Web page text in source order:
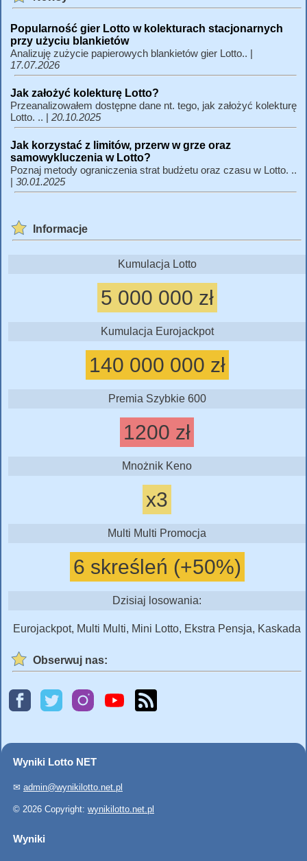
Popularność gier Lotto w kolekturach stacjonarnych
przy użyciu blankietów
Analizuję zużycie papierowych blankietów gier Lotto.. |
17.07.2026
Jak założyć kolekturę Lotto?
Przeanalizowałem dostępne dane nt. tego, jak założyć kolekturę
Lotto. .. | 20.10.2025
Jak korzystać z limitów, przerw w grze oraz
samowykluczenia w Lotto?
Poznaj metody ograniczenia strat budżetu oraz czasu w Lotto. ..
| 30.01.2025
Informacje
Kumulacja Lotto
5 000 000 zł
Kumulacja Eurojackpot
140 000 000 zł
Premia Szybkie 600
1200 zł
Mnożnik Keno
x3
Multi Multi Promocja
6 skreśleń (+50%)
Dzisiaj losowania:
Eurojackpot, Multi Multi, Mini Lotto, Ekstra Pensja, Kaskada
Obserwuj nas:
Wyniki Lotto NET
✉ admin@wynikilotto.net.pl
© 2026 Copyright: wynikilotto.net.pl
Wyniki